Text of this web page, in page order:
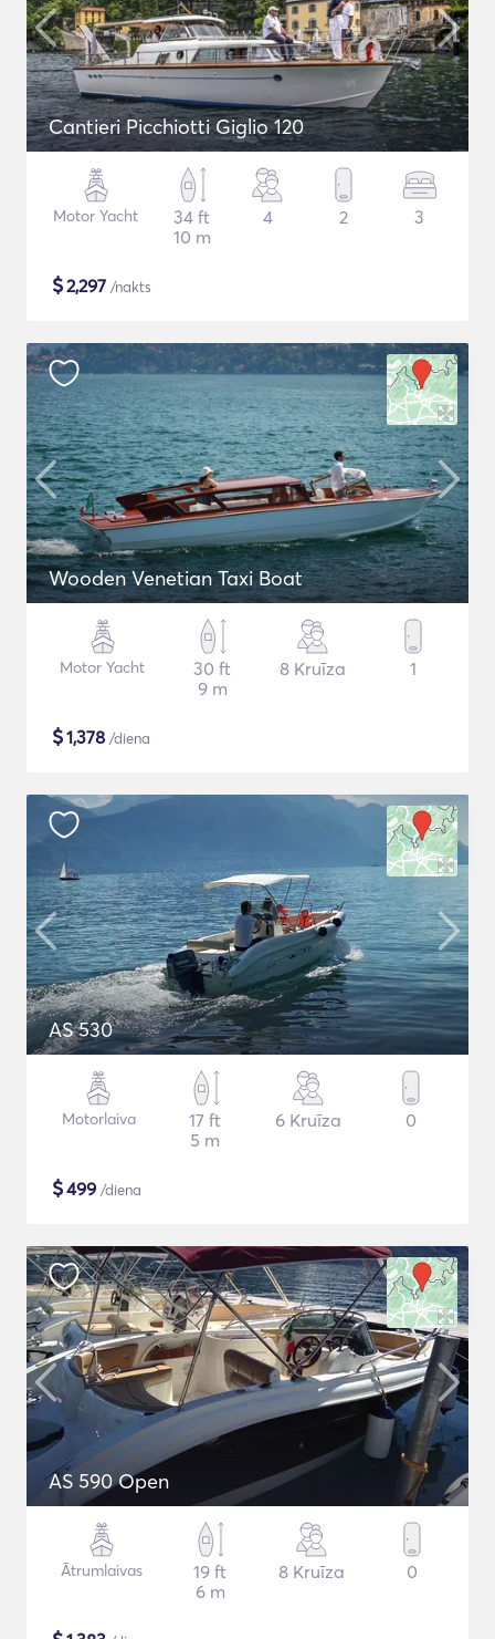
Cantieri Picchiotti Giglio 120
Motor Yacht
34 ft
10 m
4 2 3
$2,297 /nakts
Wooden Venetian Taxi Boat
Motor Yacht
30 ft
9 m
8 Kruīza 1
$1,378 /diena
AS 530
Motorlaiva
17 ft
5 m
6 Kruīza 0
$499 /diena
AS 590 Open
Ātrumlaivas
19 ft
6 m
8 Kruīza 0